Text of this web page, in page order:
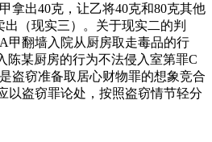
拿出40克，让乙将40克和80克其他
（现实三）。关于现实二的判
甲翻墙入院从厨房取走毒品的行
陈某厨房的行为不法侵入室第罪C
盗窃准备取居心财物罪的想象竞合
以盗窃罪论处，按照盗窃情节轻分